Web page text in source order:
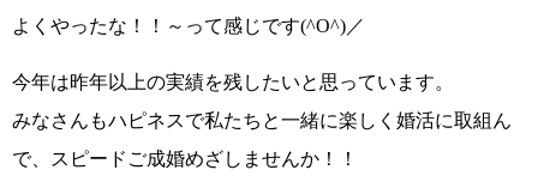
よくやったな！！～って感じです(^O^)／
今年は昨年以上の実績を残したいと思っています。
みなさんもハピネスで私たちと一緒に楽しく婚活に取組ん
で、
スピードご成婚めざしませんか！！